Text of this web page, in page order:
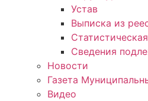
Устав
Выписка из
Сведения
Новости
Газета
Видео